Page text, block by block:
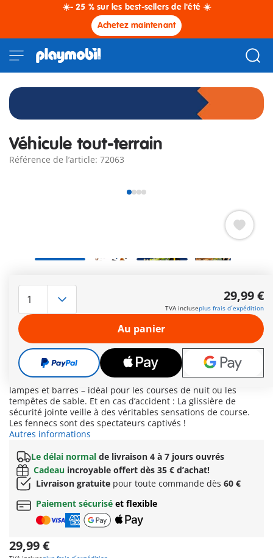
☀️- 25 % sur les best-sellers de l'été ☀️
Achetez maintenant
Véhicule tout-terrain
Référence de l’article: 72063
met les gaz ! Avec son buggy ultra-moderne, il fonce à toute
allure à travers l’étape désertique du « Ring of Fire » au Chili.
Le buggy est parfaitement équipé pour ce terrain : La
suspension de l’essieu arrière absorbe les bosses du terrain
et, à l’arrière, un support accueille une véritable roue de
secours – parfaite pour un changement rapide en pleine
course. Les outils, le bidon d’essence, la corde et la mallette
pour carte et radio sont toujours à portée de main. À l’avant,
le buggy est équipé d’un pare-chocs avec supports pour
lampes et barres – idéal pour les courses de nuit ou les
tempêtes de sable. Et en cas d’accident : La glissière de
sécurité jointe veille à des véritables sensations de course.
Les fennecs sont des spectateurs captivés !
Autres informations
Le délai normal de livraison 4 à 7 jours ouvrés
Cadeau incroyable offert dès 35 € d’achat!
Livraison gratuite pour toute commande dès 60 €
Paiement sécurisé et flexible
29,99 €
29,99 €
TVA incluseplus frais d´expédition
Au panier